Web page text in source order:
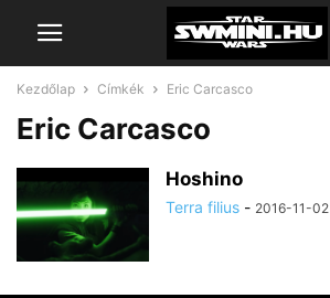
Kezdőlap Címkék Eric Carcasco
Eric Carcasco
Hoshino
Terra filius - 2016-11-02